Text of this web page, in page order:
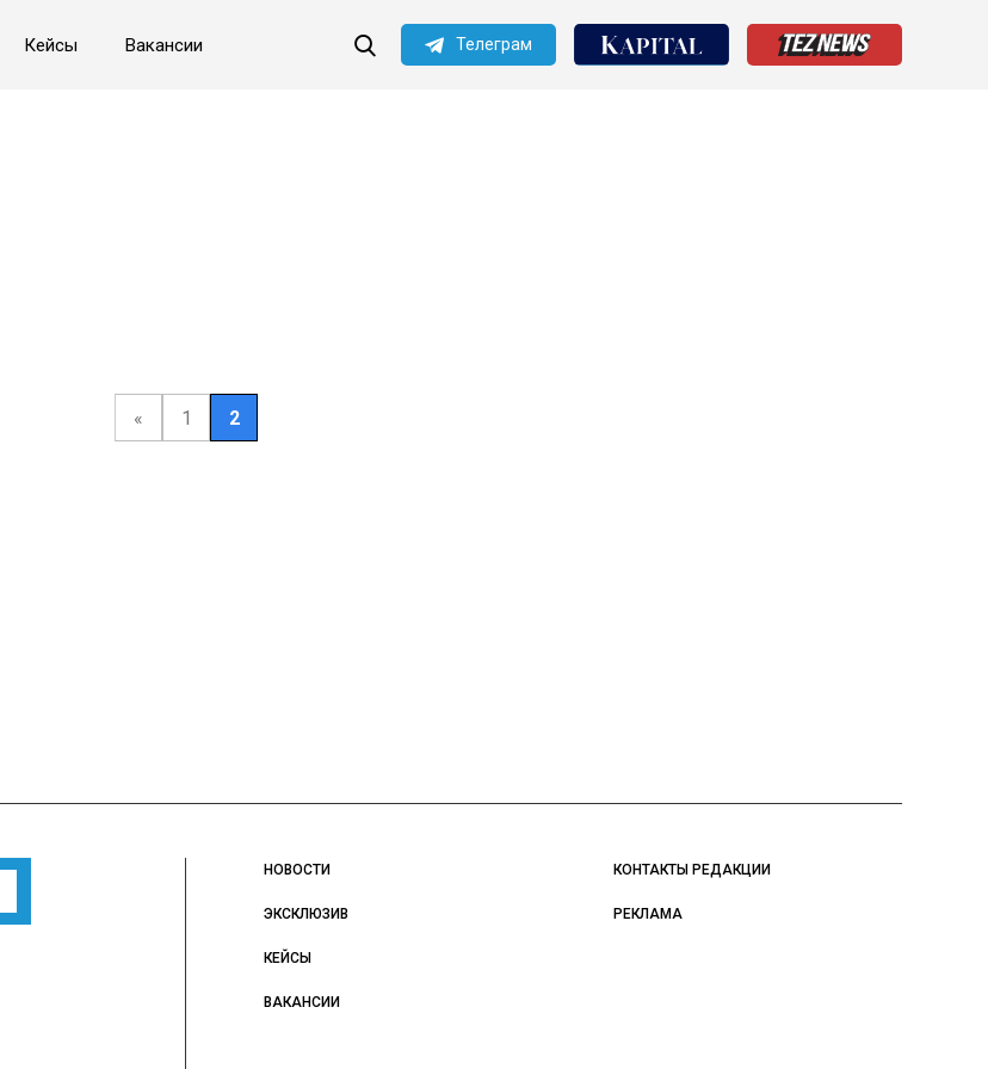
Кейсы Вакансии Телеграм
« 1 2
НОВОСТИ
ЭКСКЛЮЗИВ
КЕЙСЫ
ВАКАНСИИ
КОНТАКТЫ РЕДАКЦИИ
РЕКЛАМА